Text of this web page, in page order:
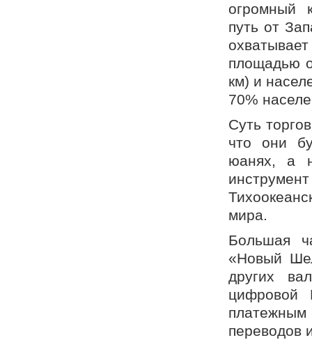
огромный
путь от
площадью
км) и
70%
Суть
что они
юанях, а
мира.
Большая
«Новый
других
цифровой
переводов